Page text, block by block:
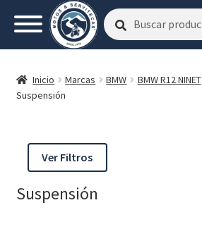
Buscar
por:
Buscar
Inicio Marcas BMW BMW R12 NINET
Suspensión
Ver Filtros
Suspensión